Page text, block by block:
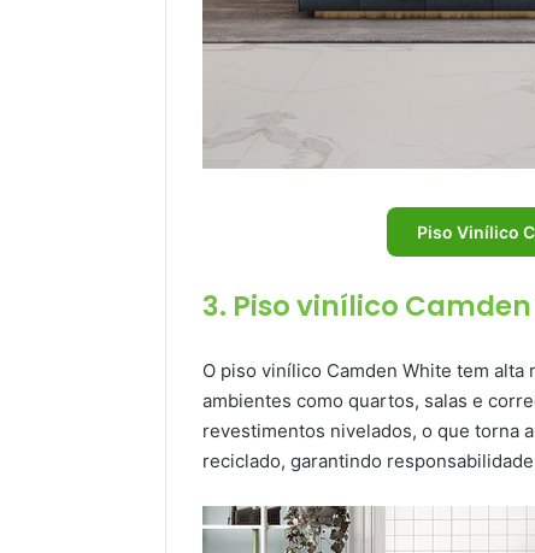
Piso Vinílico
3. Piso vinílico
O piso vinílico Camden White tem
ambientes como quartos, salas e
revestimentos nivelados, o que torna
reciclado, garantindo